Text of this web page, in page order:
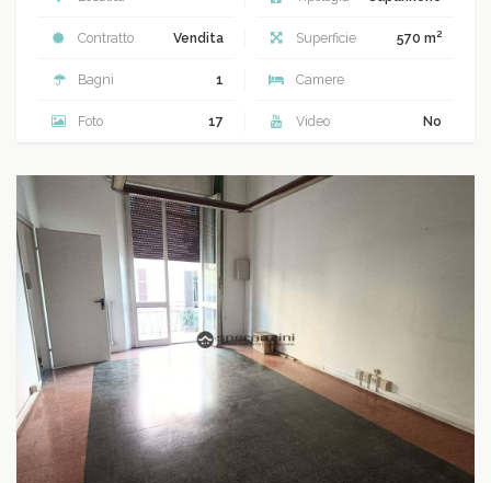
Contratto Vendita Superficie 570 m2
Bagni 1 Camere
Foto 17 Video No